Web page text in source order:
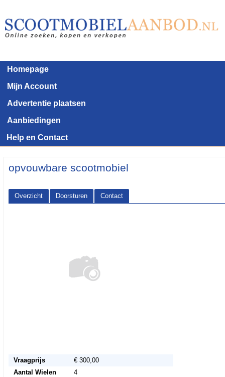
Homepage
Mijn Account
Advertentie plaatsen
Aanbiedingen
Help en Contact
opvouwbare scootmobiel
Overzicht Doorsturen
Contact
Vraagprijs
€ 300,00
Aantal Wielen
4